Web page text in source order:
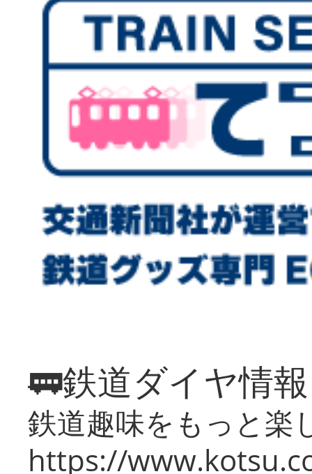
🚃鉄道ダイヤ情
鉄道趣味をもっと楽
https://